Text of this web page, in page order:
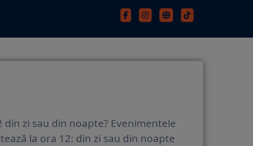
zi sau din noapte? Evenimentele
la ora 12: din zi sau din noapte